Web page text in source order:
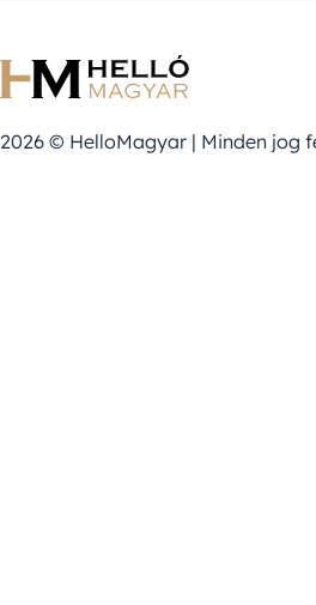
2026 © HelloMagyar | Minden jog